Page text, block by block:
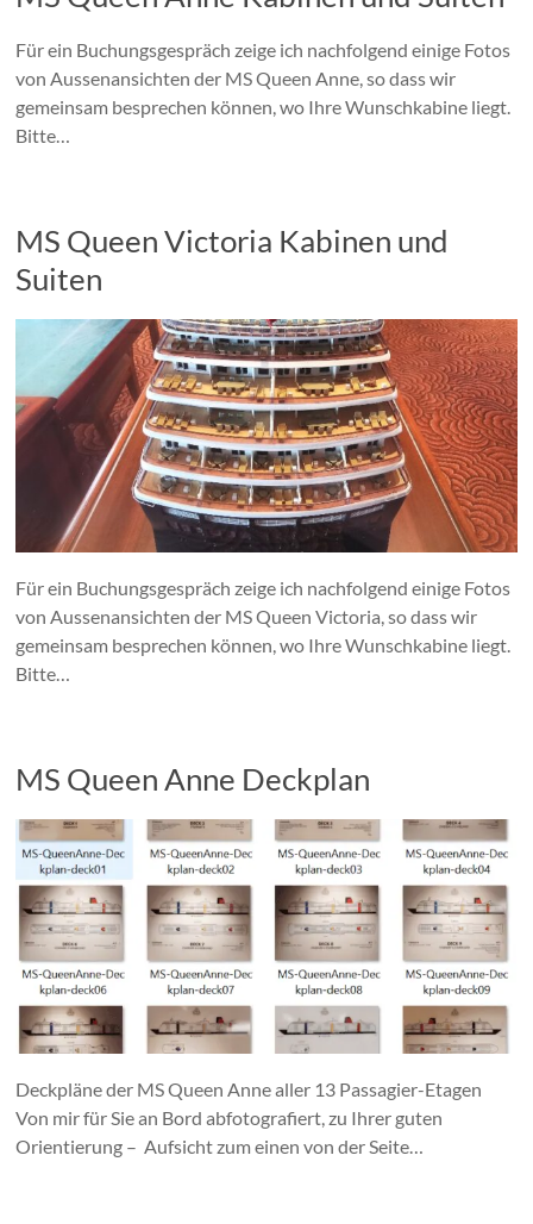
Für ein Buchungsgespräch zeige ich nachfolgend einige Fotos
von Aussenansichten der MS Queen Anne, so dass wir
gemeinsam besprechen können, wo Ihre Wunschkabine liegt.
Bitte…
MS Queen Victoria Kabinen und
Suiten
Für ein Buchungsgespräch zeige ich nachfolgend einige Fotos
von Aussenansichten der MS Queen Victoria, so dass wir
gemeinsam besprechen können, wo Ihre Wunschkabine liegt.
Bitte…
MS Queen Anne Deckplan
Deckpläne der MS Queen Anne aller 13 Passagier-Etagen
Von mir für Sie an Bord abfotografiert, zu Ihrer guten
Orientierung – Aufsicht zum einen von der Seite…